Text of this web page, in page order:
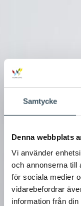
Samtycke
Denna webbplats
Vi använder
och annonserna till
för sociala medier
vidarebefordrar
information från